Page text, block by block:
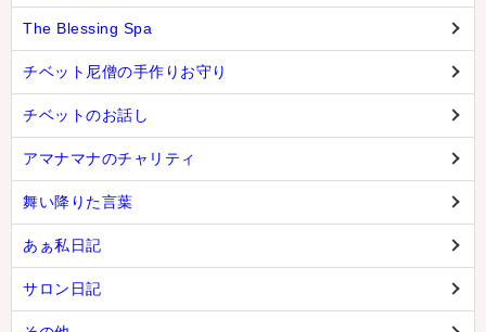
The Blessing Spa
チベット尼僧の手作りお守り
チベットのお話し
アマナマナのチャリティ
舞い降りた言葉
あぁ私日記
サロン日記